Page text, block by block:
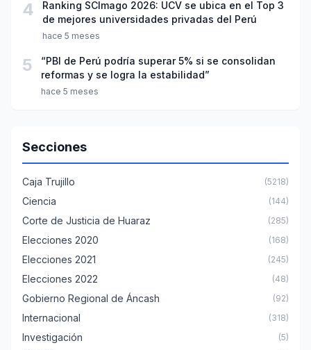
4
Ranking SCImago 2026: UCV se ubica en el Top 3
de mejores universidades privadas del Perú
hace 5 meses
5
“PBI de Perú podría superar 5% si se consolidan
reformas y se logra la estabilidad”
hace 5 meses
Secciones
Caja Trujillo (5218)
Ciencia (144)
Corte de Justicia de Huaraz (285)
Elecciones 2020 (168)
Elecciones 2021 (245)
Elecciones 2022 (48)
Gobierno Regional de Áncash (92)
Internacional (318)
Investigación (5)